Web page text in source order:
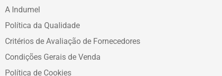
A Indumel
Política da Qualidade
Critérios de Avaliação de Fornecedores
Condições Gerais de Venda
Política de Cookies